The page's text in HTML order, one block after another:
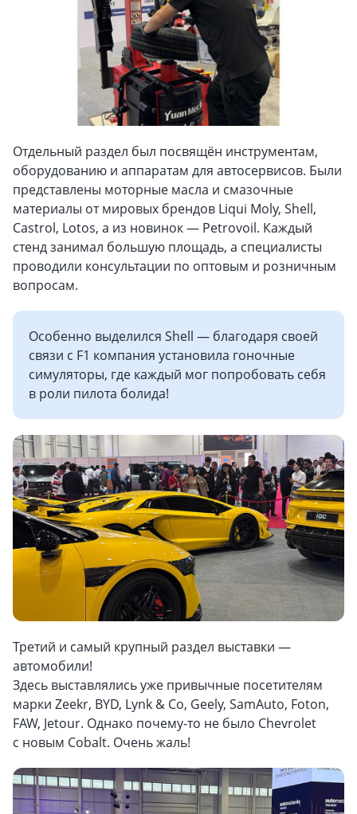
Отдельный раздел был посвящён инструментам,
оборудованию и аппаратам для автосервисов. Были
представлены моторные масла и смазочные
материалы от мировых брендов Liqui Moly, Shell,
Castrol, Lotos, а из новинок — Petrovoil. Каждый
стенд занимал большую площадь, а специалисты
проводили консультации по оптовым и розничным
вопросам.
Особенно выделился Shell — благодаря своей
связи с F1 компания установила гоночные
симуляторы, где каждый мог попробовать себя
в роли пилота болида!
Третий и самый крупный раздел выставки —
автомобили!
Здесь выставлялись уже привычные посетителям
марки Zeekr, BYD, Lynk & Co, Geely, SamAuto, Foton,
FAW, Jetour. Однако почему-то не было Chevrolet
с новым Cobalt. Очень жаль!